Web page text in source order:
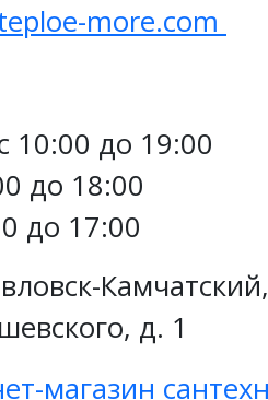
more.com
10:00 до 19:00
до 18:00
до 17:00
Камчатский,
д. 1